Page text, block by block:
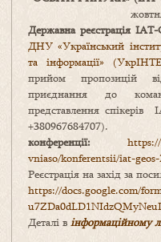
Державна реєстрація
ДНУ «Український
та інформації»
прийом пропозицій
приєднання до
представлення спікерів
конференції:
vniaso/konferentsii/iat-
Реєстрація на захід за
https://docs.google.com/
Деталі в інформаційному